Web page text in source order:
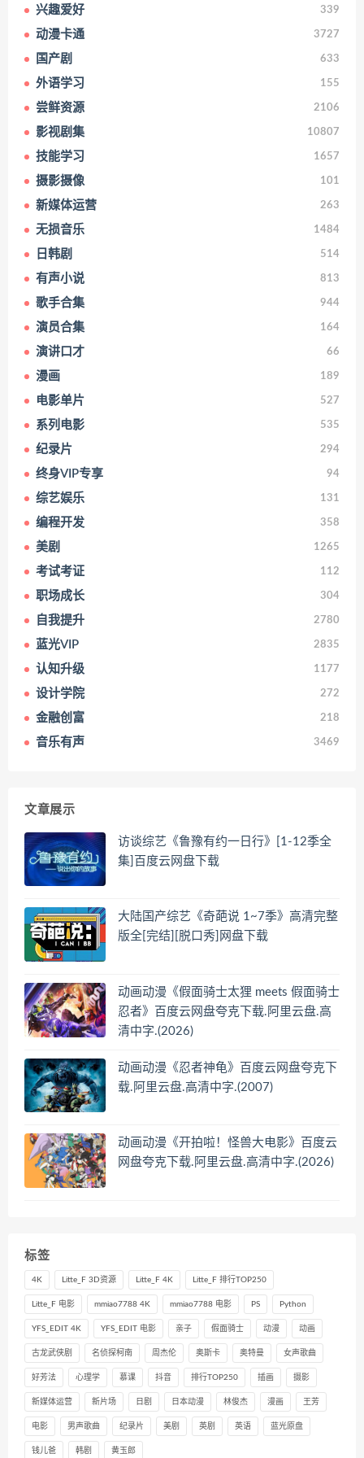
兴趣爱好 339
动漫卡通 3727
国产剧 633
外语学习 155
尝鲜资源 2106
影视剧集 10807
技能学习 1657
摄影摄像 101
新媒体运营 263
无损音乐 1484
日韩剧 514
有声小说 813
歌手合集 944
演员合集 164
演讲口才 66
漫画 189
电影单片 527
系列电影 535
纪录片 294
终身VIP专享 94
综艺娱乐 131
编程开发 358
美剧 1265
考试考证 112
职场成长 304
自我提升 2780
蓝光VIP 2835
认知升级 1177
设计学院 272
金融创富 218
音乐有声 3469
文章展示
访谈综艺《鲁豫有约一日行》[1-12季全
集]百度云网盘下载
大陆国产综艺《奇葩说 1~7季》高清完整
版全[完结][脱口秀]网盘下载
动画动漫《假面骑士太狸 meets 假面骑士
忍者》百度云网盘夸克下载.阿里云盘.高
清中字.(2026)
动画动漫《忍者神龟》百度云网盘夸克下
载.阿里云盘.高清中字.(2007)
动画动漫《开拍啦！怪兽大电影》百度云
网盘夸克下载.阿里云盘.高清中字.(2026)
标签
4K Litte_F 3D资源 Litte_F 4K Litte_F 排行TOP250
Litte_F 电影 mmiao7788 4K mmiao7788 电影 PS Python
YFS_EDIT 4K YFS_EDIT 电影 亲子 假面骑士 动漫 动画
古龙武侠剧 名侦探柯南 周杰伦 奥斯卡 奥特曼 女声歌曲
好芳法 心理学 慕课 抖音 排行TOP250 插画 摄影
新媒体运营 新片场 日剧 日本动漫 林俊杰 漫画 王芳
电影 男声歌曲 纪录片 美剧 英剧 英语 蓝光原盘
钱儿爸 韩剧 黄玉郎